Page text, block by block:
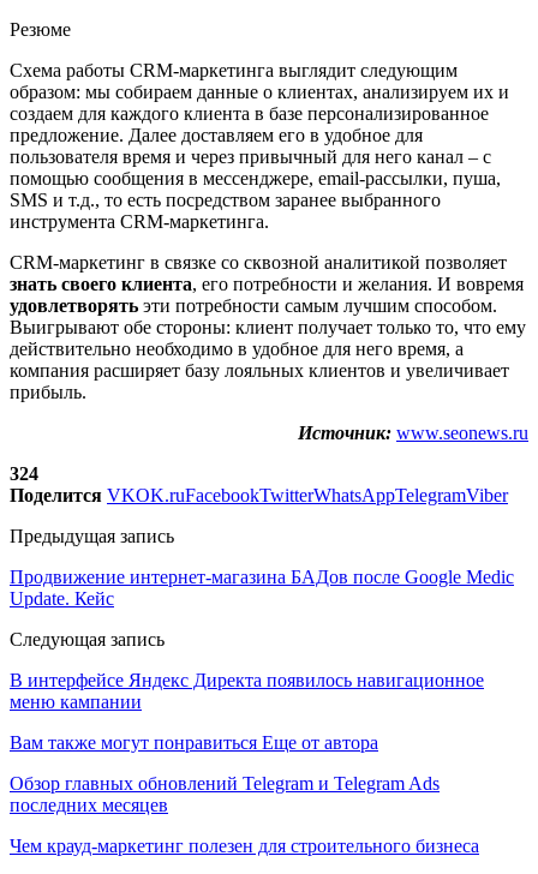
Резюме
Схема работы CRM-маркетинга выглядит следующим
образом: мы собираем данные о клиентах, анализируем их и
создаем для каждого клиента в базе персонализированное
предложение. Далее доставляем его в удобное для
пользователя время и через привычный для него канал – с
помощью сообщения в мессенджере, email-рассылки, пуша,
SMS и т.д., то есть посредством заранее выбранного
инструмента CRM-маркетинга.
CRM-маркетинг в связке со сквозной аналитикой позволяет
знать своего клиента, его потребности и желания. И вовремя
удовлетворять эти потребности самым лучшим способом.
Выигрывают обе стороны: клиент получает только то, что ему
действительно необходимо в удобное для него время, а
компания расширяет базу лояльных клиентов и увеличивает
прибыль.
Источник: www.seonews.ru
324
Поделится VKOK.ruFacebookTwitterWhatsAppTelegramViber
Предыдущая запись
Продвижение интернет-магазина БАДов после Google Medic
Update. Кейс
Следующая запись
В интерфейсе Яндекс Директа появилось навигационное
меню кампании
Вам также могут понравиться Еще от автора
Обзор главных обновлений Telegram и Telegram Ads
последних месяцев
Чем крауд-маркетинг полезен для строительного бизнеса